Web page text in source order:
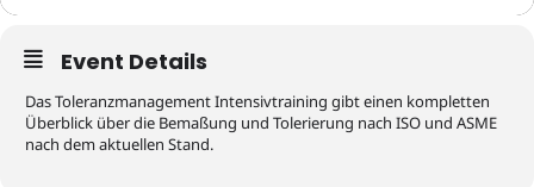
Event Details
Das Toleranzmanagement Intensivtraining gibt einen kompletten
Überblick über die Bemaßung und Tolerierung nach ISO und ASME
nach dem aktuellen Stand.